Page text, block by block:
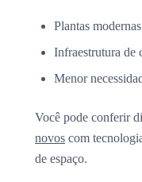
Plantas
Infraestrutura de
Menor
Você pode conferir
novos com
de espaço.